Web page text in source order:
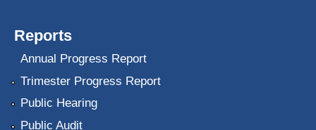
Reports
Annual Progress Report
Trimester Progress Report
Public Hearing
Public Audit